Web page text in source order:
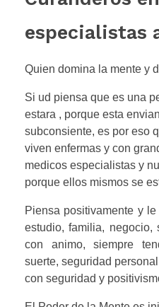
especialistas
Quien domina la mente y
Si ud piensa que es una
estara , porque esta
subconsiente, es por eso
viven enfermas y con
medicos especialistas y
porque ellos mismos se
Piensa positivamente y
estudio, familia, negocio,
con animo, siempre
suerte, seguridad
con seguridad y